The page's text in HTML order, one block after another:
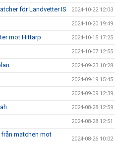
för Landvetter IS 2024-10-22 12:03
2024-10-20 19:49
mot Hittarp 2024-10-15 17:25
2024-10-07 12:55
2024-09-23 10:28
2024-09-19 15:45
2024-09-09 12:39
2024-08-28 12:59
2024-08-28 12:51
matchen mot
2024-08-26 10:02